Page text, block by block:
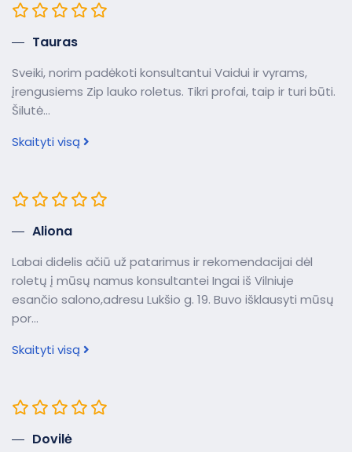
Tauras
Sveiki, norim padėkoti konsultantui Vaidui ir vyrams,
įrengusiems Zip lauko roletus. Tikri profai, taip ir turi būti.
Šilutė...
Skaityti visą
Aliona
Labai didelis ačiū už patarimus ir rekomendacijai dėl
roletų į mūsų namus konsultantei Ingai iš Vilniuje
esančio salono,adresu Lukšio g. 19. Buvo išklausyti mūsų
por...
Skaityti visą
Dovilė